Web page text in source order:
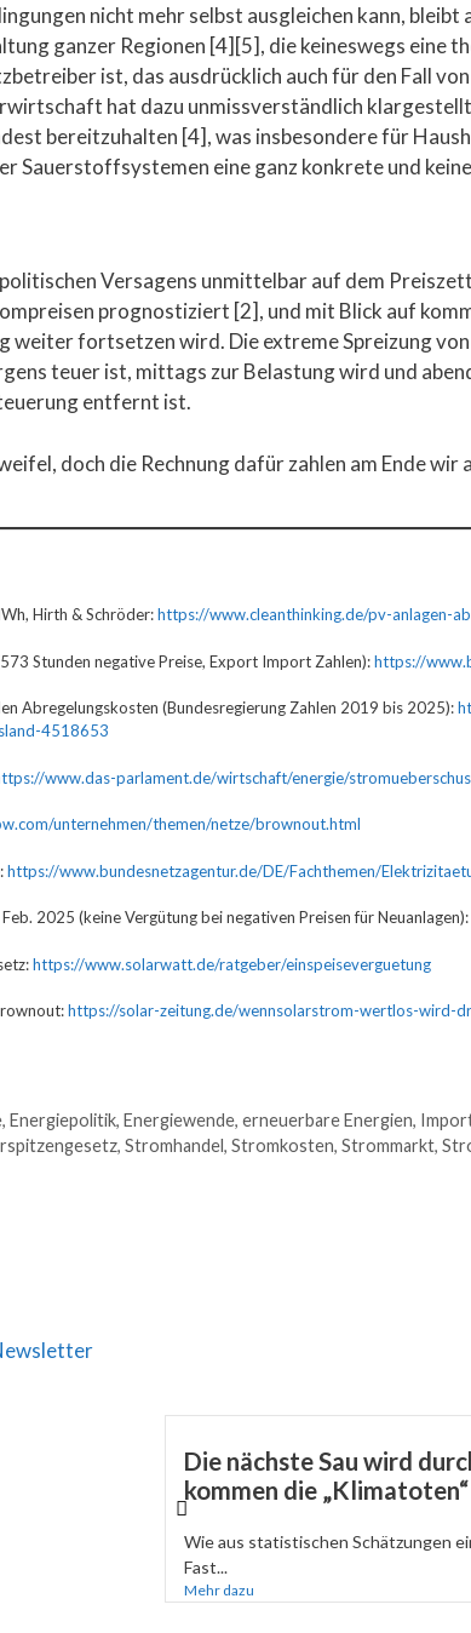
nicht mehr selbst ausgleichen kann,
ganzer Regionen [4][5], die keineswegs eine
ist, das ausdrücklich auch für den Fall
hat dazu unmissverständlich
bereitzuhalten [4], was insbesondere für
Sauerstoffsystemen eine ganz konkrete und
Versagens unmittelbar auf dem
prognostiziert [2], und mit Blick auf
weiter fortsetzen wird. Die extreme Spreizung
teuer ist, mittags zur Belastung wird und
entfernt ist.
doch die Rechnung dafür zahlen am Ende wir
Hirth & Schröder:https://www.cleanthinking.de/pv-anlagen-
Stunden negative Preise, Export Import Zahlen):https://
Abregelungskosten (Bundesregierung Zahlen 2019 bis 2025):
4518653
www.das-parlament.de/wirtschaft/energie/
unternehmen/themen/netze/brownout.html
https://www.bundesnetzagentur.de/DE/Fachthemen/
2025 (keine Vergütung bei negativen Preisen für Neuanlagen):
https://www.solarwatt.de/ratgeber/einspeiseverguetung
https://solar-zeitung.de/wennsolarstrom-wertlos-wird-
, Energiepolitik, Energiewende, erneuerbare Energien,
, Stromhandel, Stromkosten, Strommarkt,
Die nächste Sau wird
kommen die „Klimatoten“
Wie aus statistischen Schätzungen
Fast...
Mehr dazu